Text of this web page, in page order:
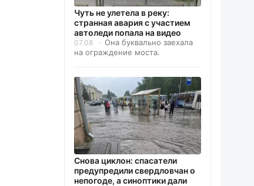
Чуть не улетела в реку:
странная авария с участием
автоледи попала на видео
07.08
Она буквально заехала
на ограждение моста.
Снова циклон: спасатели
предупредили свердловчан о
непогоде, а синоптики дали